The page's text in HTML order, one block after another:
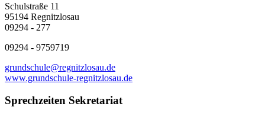
Schulstraße 11
95194 Regnitzlosau
09294 - 277
09294 - 9759719
grundschule@regnitzlosau.de
www.grundschule-regnitzlosau.de
Sprechzeiten Sekretariat